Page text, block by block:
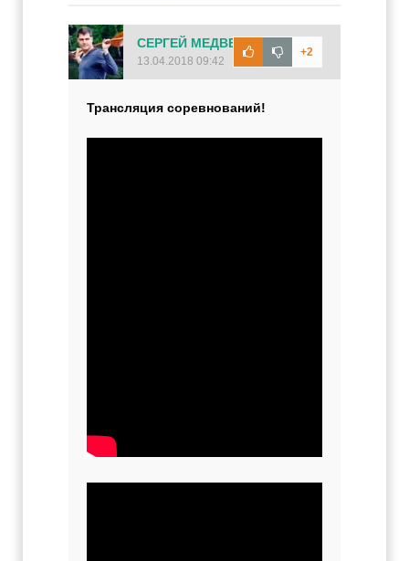
+2
СЕРГЕЙ МЕДВЕДЕВ
13.04.2018 09:42
Трансляция соревнований!